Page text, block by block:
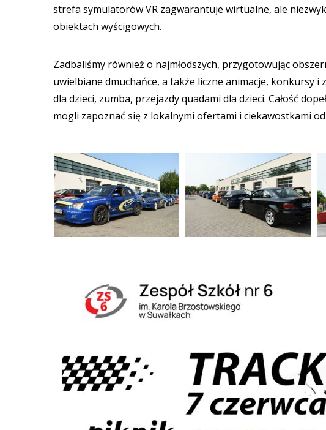
strefa symulatorów VR zagwarantuje wirtualne, ale
obiektach wyścigowych.
Zadbaliśmy również o najmłodszych, przygotowując
uwielbiane dmuchańce, a także liczne animacje, konkursy
dla dzieci, zumba, przejazdy quadami dla dzieci. Całość
mogli zapoznać się z lokalnymi ofertami i ciekawostkami